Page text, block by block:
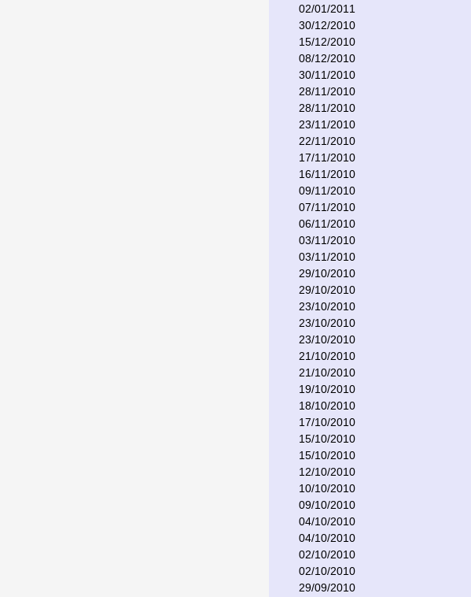
02/01/2011
30/12/2010
15/12/2010
08/12/2010
30/11/2010
28/11/2010
28/11/2010
23/11/2010
22/11/2010
17/11/2010
16/11/2010
09/11/2010
07/11/2010
06/11/2010
03/11/2010
03/11/2010
29/10/2010
29/10/2010
23/10/2010
23/10/2010
23/10/2010
21/10/2010
21/10/2010
19/10/2010
18/10/2010
17/10/2010
15/10/2010
15/10/2010
12/10/2010
10/10/2010
09/10/2010
04/10/2010
04/10/2010
02/10/2010
02/10/2010
29/09/2010